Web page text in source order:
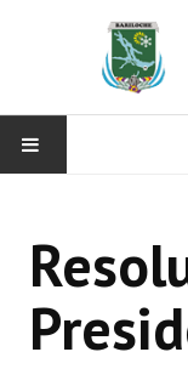
CONCEJO
Bloques Políticos